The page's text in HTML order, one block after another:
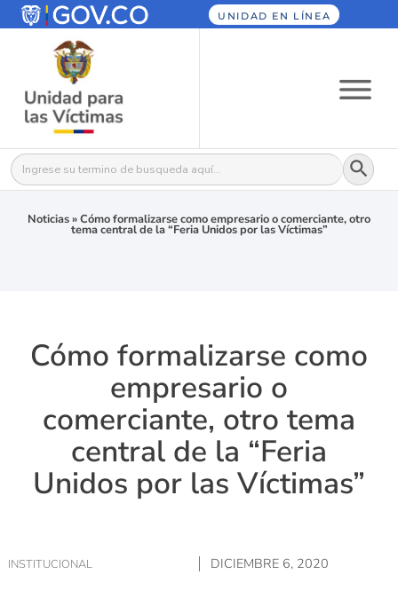
UNIDAD EN LÍNEA
Buscar: Botón
Noticias»Cómo formalizarse como empresario o comerciante, otro
tema central de la “Feria Unidos por las Víctimas”
Cómo formalizarse como
empresario o
comerciante, otro tema
central de la “Feria
Unidos por las Víctimas”
INSTITUCIONAL DICIEMBRE 6, 2020